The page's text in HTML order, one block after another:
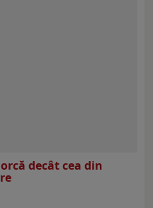
decât cea din